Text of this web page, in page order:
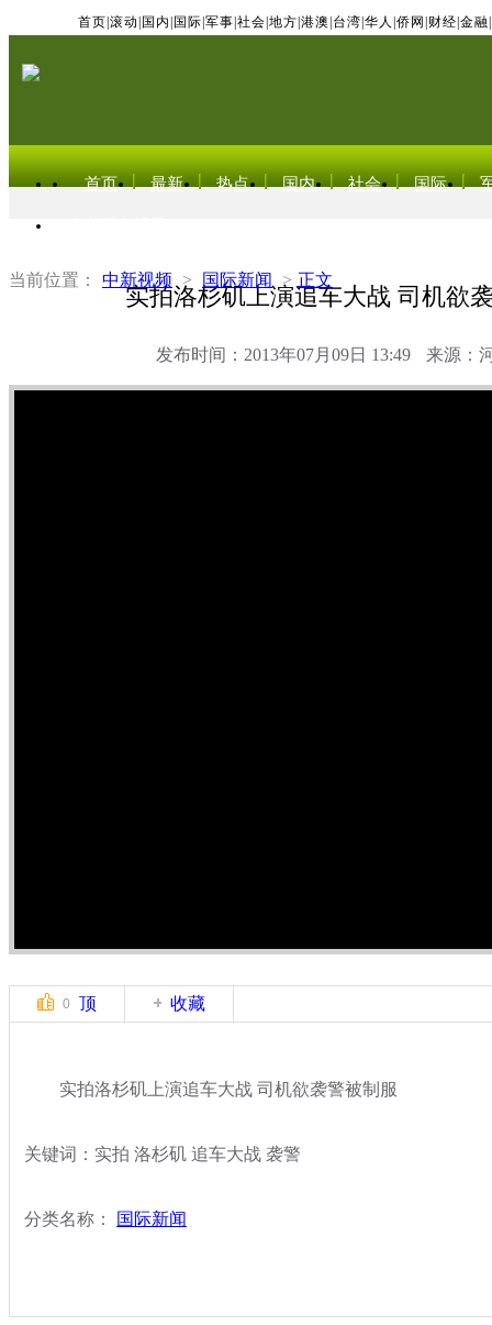
首页 滚动 国内 国际 军事 社会 地方 港澳 台湾 华人 侨网 财经 金融
首页 最新 热点 国内 社会 国际
当前位置： 中新视频 > 国际新闻 > 正文
实拍洛杉矶上演追车大战 司机欲
发布时间：2013年07月09日 13:49 来源：
0 顶 收藏
实拍洛杉矶上演追车大战 司机欲袭警被制服
关键词：实拍 洛杉矶 追车大战 袭警
分类名称： 国际新闻